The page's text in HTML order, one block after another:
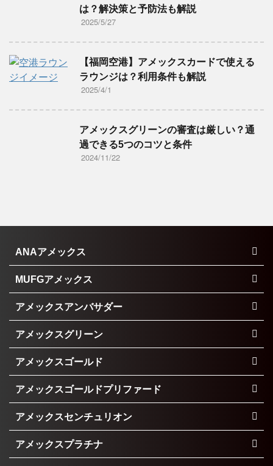
は？解決策と予防法も解説
2025/5/27
【福岡空港】アメックスカードで使える
ラウンジは？利用条件も解説
2025/4/1
アメックスグリーンの審査は厳しい？通
過できる5つのコツと条件
2024/11/22
ANAアメックス
MUFGアメックス
アメックスアンバサダー
アメックスグリーン
アメックスゴールド
アメックスゴールドプリファード
アメックスセンチュリオン
アメックスプラチナ